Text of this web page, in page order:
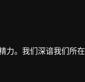
力。我们深谙我们所在